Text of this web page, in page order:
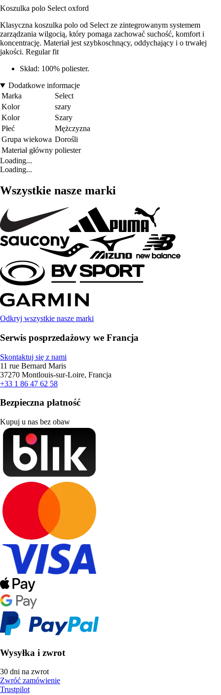
Koszulka polo Select oxford
Klasyczna koszulka polo od Select ze zintegrowanym systemem
zarządzania wilgocią, który pomaga zachować suchość, komfort i
koncentrację. Materiał jest szybkoschnący, oddychający i o trwałej
jakości. Regular fit
Skład: 100% poliester.
Dodatkowe informacje
Marka
Select
Kolor
szary
Kolor
Szary
Płeć
Mężczyzna
Grupa wiekowa Dorośli
Materiał główny poliester
Loading...
Loading...
Wszystkie nasze marki
Odkryj wszystkie nasze marki
Serwis posprzedażowy we Francja
Skontaktuj się z nami
11 rue Bernard Maris
37270 Montlouis-sur-Loire, Francja
+33 1 86 47 62 58
Bezpieczna płatność
Kupuj u nas bez obaw
Wysyłka i zwrot
30 dni na zwrot
Zwróć zamówienie
Trustpilot